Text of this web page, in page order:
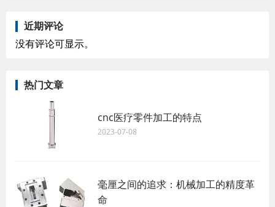
近期评论
没有评论可显示。
热门文章
cnc医疗零件加工的特点
2023-07-08
毫厘之间的追求：机械加工的精度革
命